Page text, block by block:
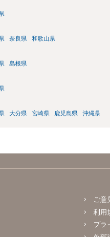
奈良県 和歌山県
島根県
大分県 宮崎県 鹿児島県 沖縄県
ご意
利用
プラ